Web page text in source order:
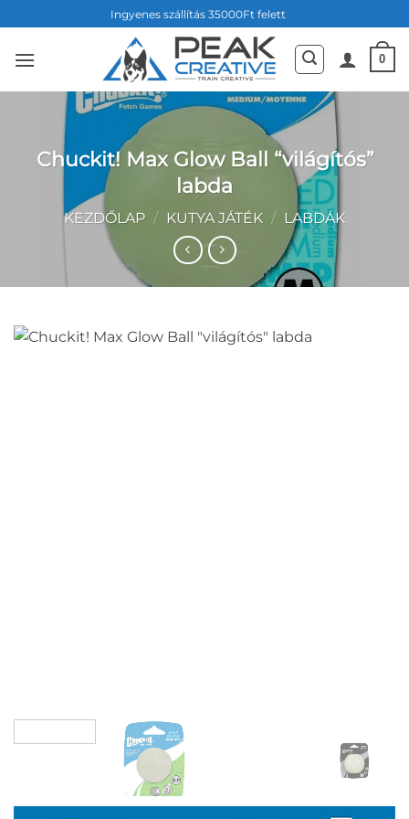
to
content
Ingyenes szállítás 35000Ft felett
0
Chuckit! Max Glow Ball “világítós”
labda
KEZDŐLAP / KUTYA JÁTÉK / LABDÁK